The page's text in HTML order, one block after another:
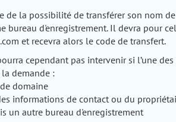
de la possibilité de transférer son nom
bureau d'enregistrement. Il devra pour
et recevra alors le code de transfert.
cependant pas intervenir si l’une
demande :
domaine
informations de contact ou du
un autre bureau d'enregistrement